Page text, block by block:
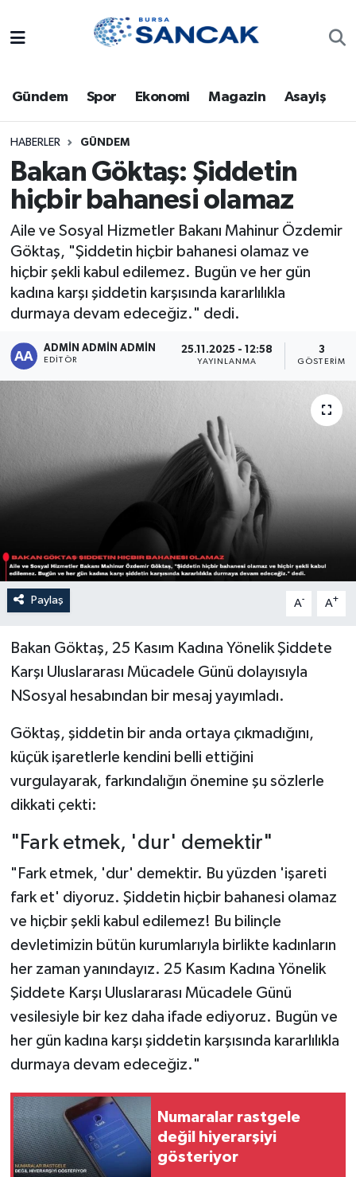
Gündem Spor Ekonomi Magazin Asayiş
HABERLER GÜNDEM
Bakan Göktaş: Şiddetin
hiçbir bahanesi olamaz
Aile ve Sosyal Hizmetler Bakanı Mahinur Özdemir
Göktaş, "Şiddetin hiçbir bahanesi olamaz ve
hiçbir şekli kabul edilemez. Bugün ve her gün
kadına karşı şiddetin karşısında kararlılıkla
durmaya devam edeceğiz." dedi.
ADMİN ADMİN ADMİN
EDITÖR
25.11.2025 - 12:58
YAYINLANMA
3
GÖSTERIM
Paylaş A- A+
Bakan Göktaş, 25 Kasım Kadına Yönelik Şiddete
Karşı Uluslararası Mücadele Günü dolayısıyla
NSosyal hesabından bir mesaj yayımladı.
Göktaş, şiddetin bir anda ortaya çıkmadığını,
küçük işaretlerle kendini belli ettiğini
vurgulayarak, farkındalığın önemine şu sözlerle
dikkati çekti:
"Fark etmek, 'dur' demektir"
"Fark etmek, 'dur' demektir. Bu yüzden 'işareti
fark et' diyoruz. Şiddetin hiçbir bahanesi olamaz
ve hiçbir şekli kabul edilemez! Bu bilinçle
devletimizin bütün kurumlarıyla birlikte kadınların
her zaman yanındayız. 25 Kasım Kadına Yönelik
Şiddete Karşı Uluslararası Mücadele Günü
vesilesiyle bir kez daha ifade ediyoruz. Bugün ve
her gün kadına karşı şiddetin karşısında kararlılıkla
durmaya devam edeceğiz."
Numaralar rastgele
değil hiyerarşiyi
gösteriyor
Bursa
Dünya
Eğitim
Ekonomi
Genel
Gündem
Magazin
Sağlık
Spor
Trafik Durumu
Süper Lig Puan Durumu ve Fikstür
Tüm Manşetler
Son Dakika Haberleri
Haber Arşivi